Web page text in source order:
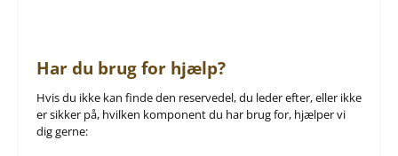
Har du brug for hjælp?
Hvis du ikke kan finde den reservedel, du leder efter, eller ikke
er sikker på, hvilken komponent du har brug for, hjælper vi
dig gerne: